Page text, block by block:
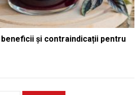
și contraindicații pentru